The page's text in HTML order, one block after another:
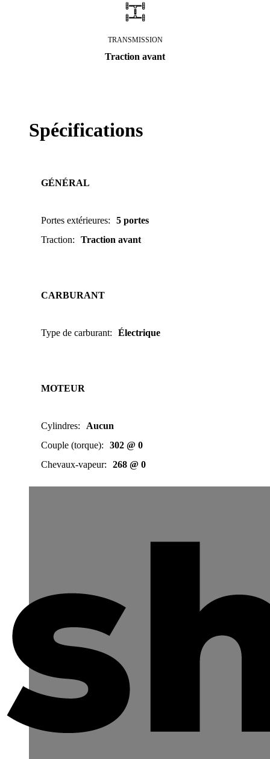
TRANSMISSION
Traction avant
Spécifications
GÉNÉRAL
Portes extérieures:
5 portes
Traction: Traction avant
CARBURANT
Type de carburant: Électrique
MOTEUR
Cylindres:
Aucun
Couple (torque):
302 @ 0
Chevaux-vapeur: 268 @ 0